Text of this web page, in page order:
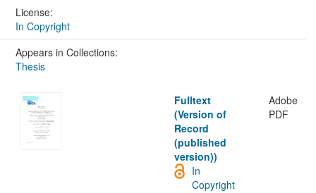
License:
In Copyright
Appears in Collections:
Thesis
Fulltext
(Version of
Record
(published
version))
Adobe
PDF
In
Copyright